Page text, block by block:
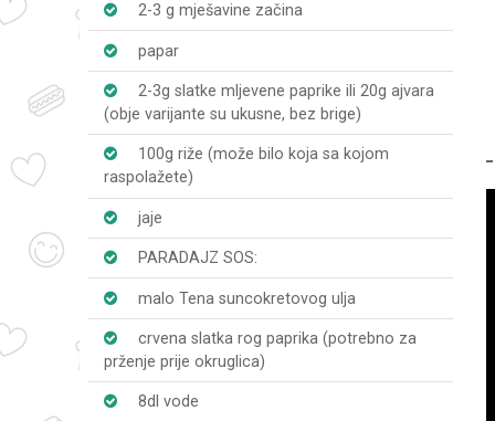
2-3 g mješavine začina
papar
2-3g slatke mljevene paprike ili 20g ajvara
(obje varijante su ukusne, bez brige)
100g riže (može bilo koja sa kojom
raspolažete)
jaje
PARADAJZ SOS:
malo Tena suncokretovog ulja
crvena slatka rog paprika (potrebno za
prženje prije okruglica)
8dl vode